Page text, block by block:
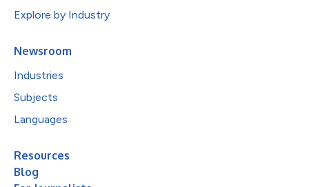
Explore by Industry
Newsroom
Industries
Subjects
Languages
Resources
Blog